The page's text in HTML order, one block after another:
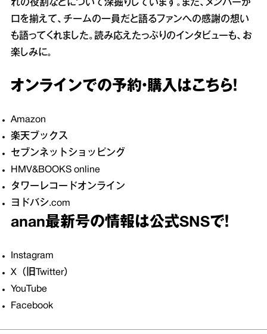
れの役割などについて深掘りしています。また、メンバーが
口を揃えて、チームの一員だと語るファンへの感謝の想い
も語ってくれました。読み応えたっぷりのインタビューも、お
楽しみに。
オンラインでの予約・購入はこちら！
Amazon
楽天ブックス
セブンネットショッピング
HMV&BOOKS online
タワーレコードオンライン
ヨドバシ.com
anan最新号の情報は公式SNSで！
Instagram
X（旧Twitter）
YouTube
Facebook